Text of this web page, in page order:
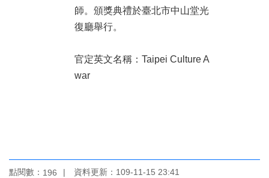
師。頒獎典禮於臺北市中山堂光
復廳舉行。
官定英文名稱：Taipei Culture A
war
點閱數： 196
資料更新：109-11-15 23:41